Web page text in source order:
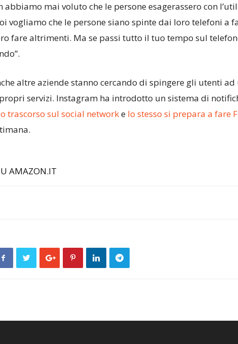
abbiamo mai voluto che le persone esagerassero con
vogliamo che le persone siano spinte dai loro telefoni a
fare altrimenti. Ma se passi tutto il tuo tempo sul
altre aziende stanno cercando di spingere gli utenti
servizi. Instagram ha introdotto un sistema di
trascorso sul social networke lo stesso si prepara a fare
AMAZON.IT